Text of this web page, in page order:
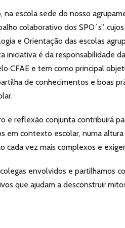
escola sede do nosso
colaborativo dos SPO´s”,
e Orientação das escolas
é da responsabilidade
CFAE e tem como principal
de conhecimentos e boas
e reflexão conjunta contribuirá
em contexto escolar, numa altura
cada vez mais complexos e
envolvidos e partilhamos
que ajudam a desconstruir